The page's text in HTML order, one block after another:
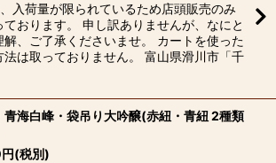
入荷量が限られているため店頭販売のみ
ております。 申し訳ありませんが、なにと
解、ご了承くださいませ。 カートを使った
法は取っておりません。 富山県滑川市「千
青海白峰・袋吊り大吟醸(赤紐・青紐 2種類
円(税別)